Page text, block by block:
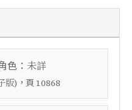
色： 未詳
版) ，頁 10868